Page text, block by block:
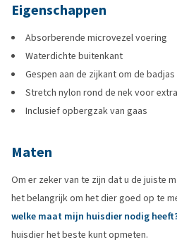
Eigenschappen
Absorberende microvezel voering
Waterdichte buitenkant
Gespen aan de zijkant om de
Stretch nylon rond de nek voor
Inclusief opbergzak van gaas
Maten
Om er zeker van te zijn dat u de juiste
het belangrijk om het dier goed op te
welke maat mijn huisdier nodig
huisdier het beste kunt opmeten.